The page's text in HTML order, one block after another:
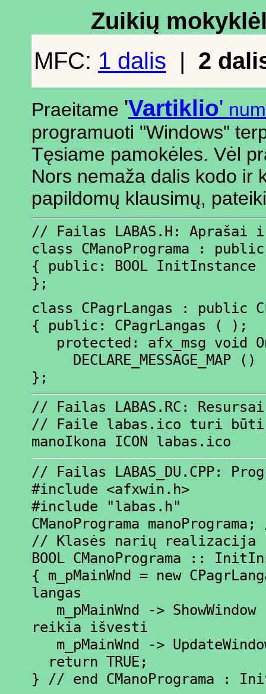
Zuikių
MFC: 1 dalis | 2
Praeitame 'Vartiklio'
programuoti "Windows"
Tęsiame pamokėles. Vėl
Nors nemaža dalis kodo ir
papildomų klausimų,
// Failas LABAS.H:
class CManoPrograma : public
{ public: BOOL
};
class CPagrLangas : public
{ public: CPagrLangas ( );
protected: afx_msg void
DECLARE_MESSAGE_MAP ()
};
// Failas LABAS.RC: Resursai
// Faile labas.ico turi būti
manoIkona ICON labas.ico
// Failas LABAS_DU.CPP:
#include <afxwin.h>
#include "labas.h"
CManoPrograma
// Klasės narių realizacija
BOOL CManoPrograma ::
{ m_pMainWnd = new
langas
m_pMainWnd ->
reikia išvesti
m_pMainWnd ->
return TRUE;
} // end CManoPrograma :